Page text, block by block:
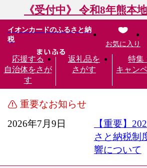
《受付中》 令和8年熊本
イオンカードのふるさと納
税
応援する
自治体をさが
す
返礼品を
さがす
特集
キャン
お気に入り
重要なお知らせ
2026年7月9日
【重要】
さと納税制
響について